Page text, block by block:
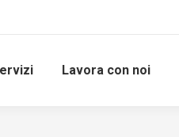
Lavora con noi